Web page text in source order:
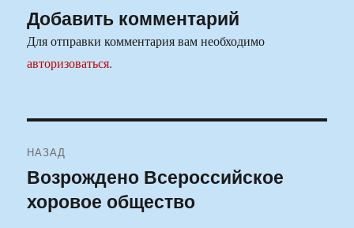
Добавить комментарий
Для отправки комментария вам необходимо
авторизоваться.
по
записям
НАЗАД
Предыдущая
запись:
Возрождено Всероссийское
хоровое общество